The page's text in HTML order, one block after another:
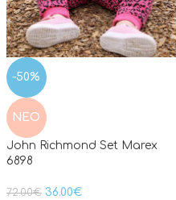
-50%
ΝΕΟ
John Richmond Set Marex
6898
72.00€ 36.00€